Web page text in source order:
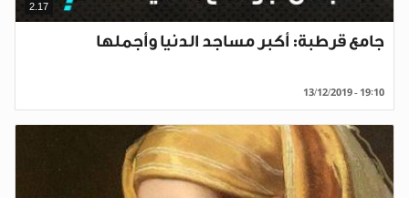
2.17
جامع قرطبة: أكبر مساجد الدنيا وأجملها
13/12/2019 - 19:10